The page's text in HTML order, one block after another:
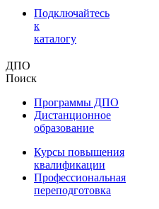
Подключайтесь
к
каталогу
ДПО
Поиск
Программы ДПО
Дистанционное
образование
Курсы повышения
квалификации
Профессиональная
переподготовка